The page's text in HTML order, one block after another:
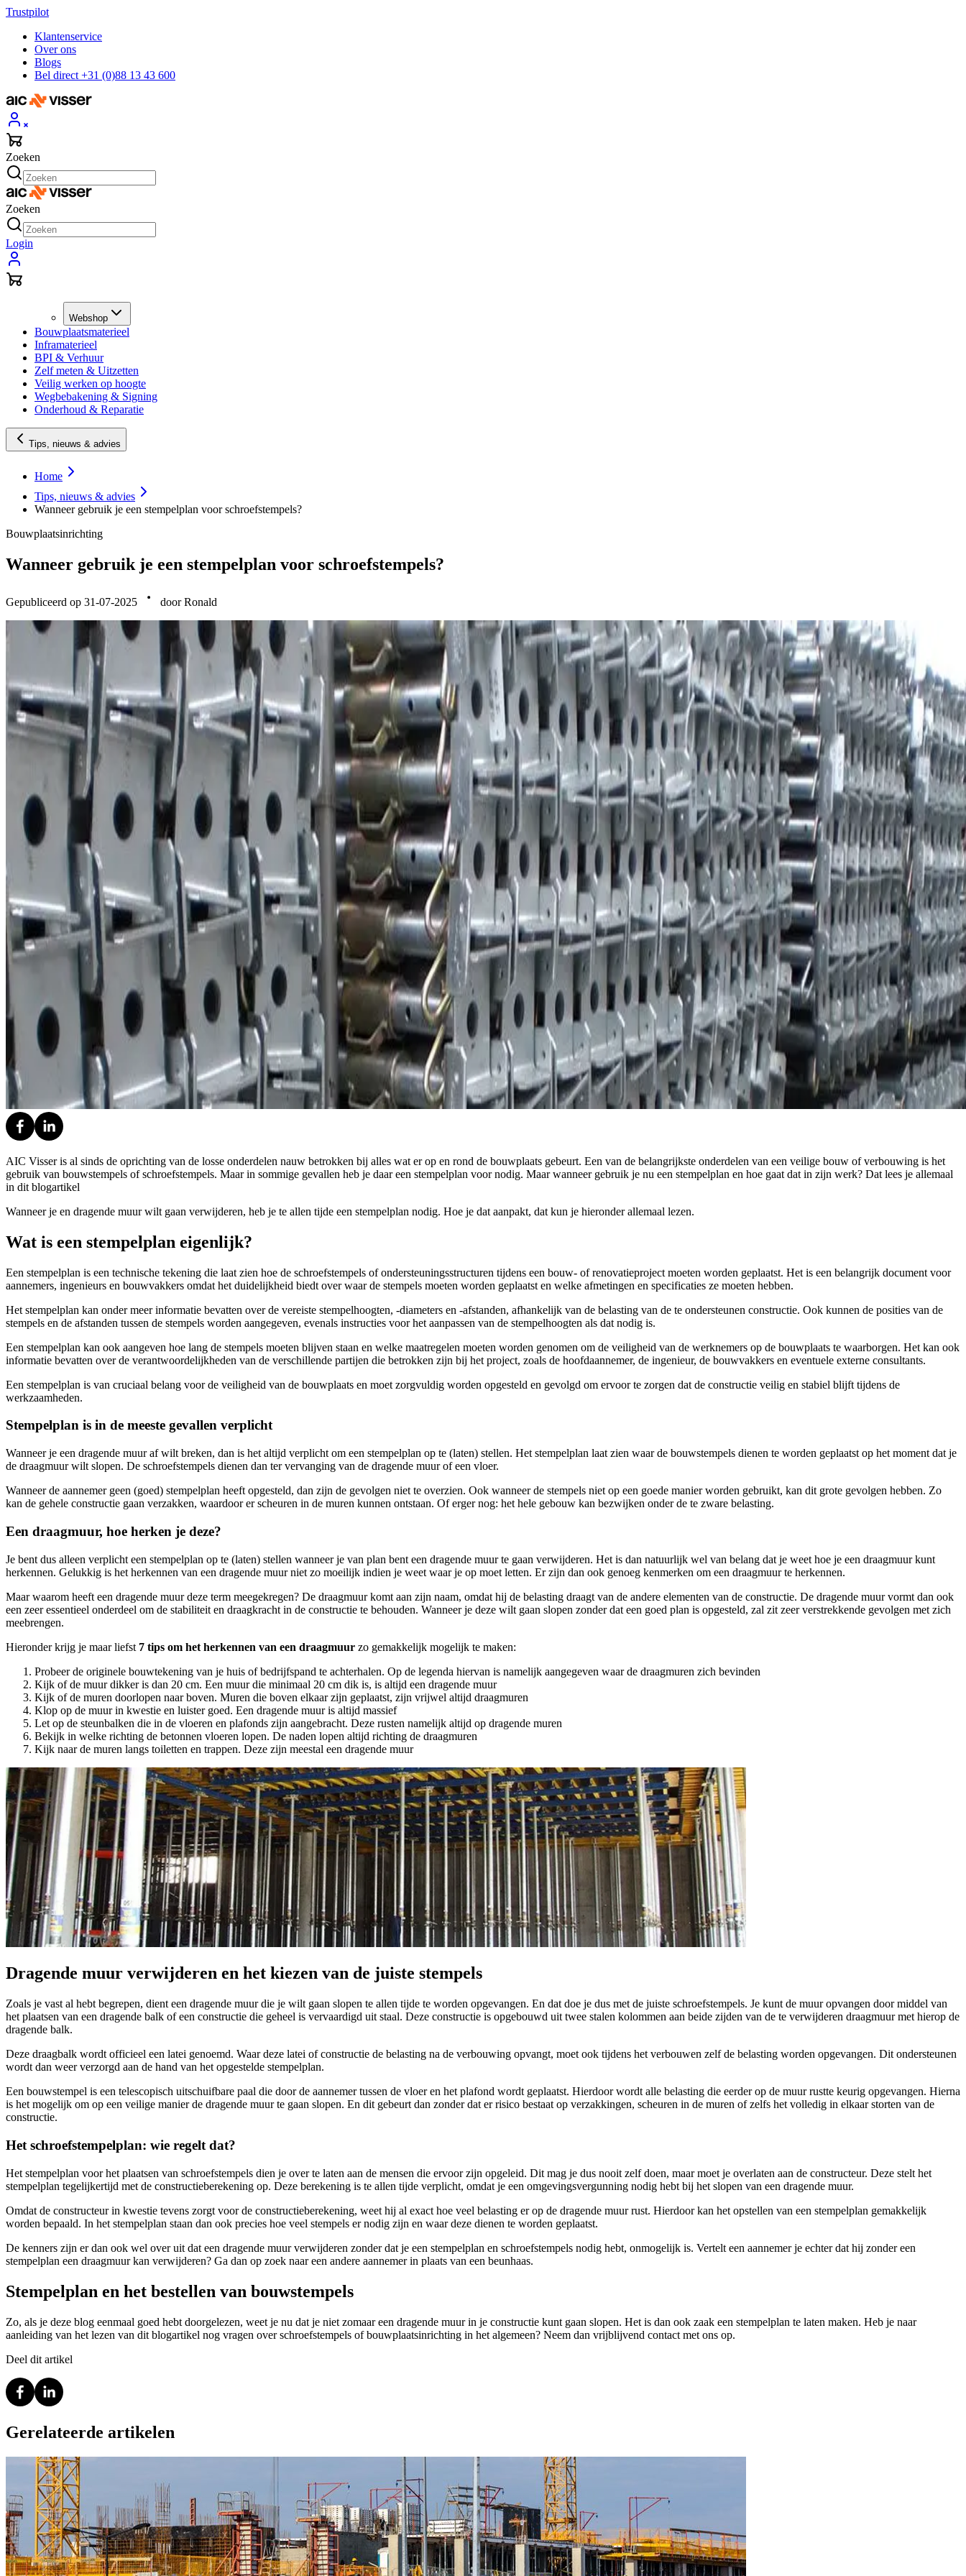
Trustpilot
Klantenservice
Over ons
Blogs
Bel direct +31 (0)88 13 43 600
Zoeken
Zoeken
Login
Webshop
Bouwplaatsmaterieel
Inframaterieel
BPI & Verhuur
Zelf meten & Uitzetten
Veilig werken op hoogte
Wegbebakening & Signing
Onderhoud & Reparatie
Tips, nieuws & advies
Home
Tips, nieuws & advies
Wanneer gebruik je een stempelplan voor schroefstempels?
Bouwplaatsinrichting
Wanneer gebruik je een stempelplan voor schroefstempels?
Gepubliceerd op 31-07-2025 door Ronald
AIC Visser is al sinds de oprichting van de losse onderdelen nauw betrokken bij alles wat er op en rond de bouwplaats gebeurt. Een van de belangrijkste onderdelen van een veilige bouw of verbouwing is het
gebruik van bouwstempels of schroefstempels. Maar in sommige gevallen heb je daar een stempelplan voor nodig. Maar wanneer gebruik je nu een stempelplan en hoe gaat dat in zijn werk? Dat lees je allemaal
in dit blogartikel
Wanneer je en dragende muur wilt gaan verwijderen, heb je te allen tijde een stempelplan nodig. Hoe je dat aanpakt, dat kun je hieronder allemaal lezen.
Wat is een stempelplan eigenlijk?
Een stempelplan is een technische tekening die laat zien hoe de schroefstempels of ondersteuningsstructuren tijdens een bouw- of renovatieproject moeten worden geplaatst. Het is een belangrijk document voor
aannemers, ingenieurs en bouwvakkers omdat het duidelijkheid biedt over waar de stempels moeten worden geplaatst en welke afmetingen en specificaties ze moeten hebben.
Het stempelplan kan onder meer informatie bevatten over de vereiste stempelhoogten, -diameters en -afstanden, afhankelijk van de belasting van de te ondersteunen constructie. Ook kunnen de posities van de
stempels en de afstanden tussen de stempels worden aangegeven, evenals instructies voor het aanpassen van de stempelhoogten als dat nodig is.
Een stempelplan kan ook aangeven hoe lang de stempels moeten blijven staan en welke maatregelen moeten worden genomen om de veiligheid van de werknemers op de bouwplaats te waarborgen. Het kan ook
informatie bevatten over de verantwoordelijkheden van de verschillende partijen die betrokken zijn bij het project, zoals de hoofdaannemer, de ingenieur, de bouwvakkers en eventuele externe consultants.
Een stempelplan is van cruciaal belang voor de veiligheid van de bouwplaats en moet zorgvuldig worden opgesteld en gevolgd om ervoor te zorgen dat de constructie veilig en stabiel blijft tijdens de
werkzaamheden.
Stempelplan is in de meeste gevallen verplicht
Wanneer je een dragende muur af wilt breken, dan is het altijd verplicht om een stempelplan op te (laten) stellen. Het stempelplan laat zien waar de bouwstempels dienen te worden geplaatst op het moment dat je
de draagmuur wilt slopen. De schroefstempels dienen dan ter vervanging van de dragende muur of een vloer.
Wanneer de aannemer geen (goed) stempelplan heeft opgesteld, dan zijn de gevolgen niet te overzien. Ook wanneer de stempels niet op een goede manier worden gebruikt, kan dit grote gevolgen hebben. Zo
kan de gehele constructie gaan verzakken, waardoor er scheuren in de muren kunnen ontstaan. Of erger nog: het hele gebouw kan bezwijken onder de te zware belasting.
Een draagmuur, hoe herken je deze?
Je bent dus alleen verplicht een stempelplan op te (laten) stellen wanneer je van plan bent een dragende muur te gaan verwijderen. Het is dan natuurlijk wel van belang dat je weet hoe je een draagmuur kunt
herkennen. Gelukkig is het herkennen van een dragende muur niet zo moeilijk indien je weet waar je op moet letten. Er zijn dan ook genoeg kenmerken om een draagmuur te herkennen.
Maar waarom heeft een dragende muur deze term meegekregen? De draagmuur komt aan zijn naam, omdat hij de belasting draagt van de andere elementen van de constructie. De dragende muur vormt dan ook
een zeer essentieel onderdeel om de stabiliteit en draagkracht in de constructie te behouden. Wanneer je deze wilt gaan slopen zonder dat een goed plan is opgesteld, zal zit zeer verstrekkende gevolgen met zich
meebrengen.
Hieronder krijg je maar liefst 7 tips om het herkennen van een draagmuur zo gemakkelijk mogelijk te maken:
Probeer de originele bouwtekening van je huis of bedrijfspand te achterhalen. Op de legenda hiervan is namelijk aangegeven waar de draagmuren zich bevinden
Kijk of de muur dikker is dan 20 cm. Een muur die minimaal 20 cm dik is, is altijd een dragende muur
Kijk of de muren doorlopen naar boven. Muren die boven elkaar zijn geplaatst, zijn vrijwel altijd draagmuren
Klop op de muur in kwestie en luister goed. Een dragende muur is altijd massief
Let op de steunbalken die in de vloeren en plafonds zijn aangebracht. Deze rusten namelijk altijd op dragende muren
Bekijk in welke richting de betonnen vloeren lopen. De naden lopen altijd richting de draagmuren
Kijk naar de muren langs toiletten en trappen. Deze zijn meestal een dragende muur
Dragende muur verwijderen en het kiezen van de juiste stempels
Zoals je vast al hebt begrepen, dient een dragende muur die je wilt gaan slopen te allen tijde te worden opgevangen. En dat doe je dus met de juiste schroefstempels. Je kunt de muur opvangen door middel van
het plaatsen van een dragende balk of een constructie die geheel is vervaardigd uit staal. Deze constructie is opgebouwd uit twee stalen kolommen aan beide zijden van de te verwijderen draagmuur met hierop de
dragende balk.
Deze draagbalk wordt officieel een latei genoemd. Waar deze latei of constructie de belasting na de verbouwing opvangt, moet ook tijdens het verbouwen zelf de belasting worden opgevangen. Dit ondersteunen
wordt dan weer verzorgd aan de hand van het opgestelde stempelplan.
Een bouwstempel is een telescopisch uitschuifbare paal die door de aannemer tussen de vloer en het plafond wordt geplaatst. Hierdoor wordt alle belasting die eerder op de muur rustte keurig opgevangen. Hierna
is het mogelijk om op een veilige manier de dragende muur te gaan slopen. En dit gebeurt dan zonder dat er risico bestaat op verzakkingen, scheuren in de muren of zelfs het volledig in elkaar storten van de
constructie.
Het schroefstempelplan: wie regelt dat?
Het stempelplan voor het plaatsen van schroefstempels dien je over te laten aan de mensen die ervoor zijn opgeleid. Dit mag je dus nooit zelf doen, maar moet je overlaten aan de constructeur. Deze stelt het
stempelplan tegelijkertijd met de constructieberekening op. Deze berekening is te allen tijde verplicht, omdat je een omgevingsvergunning nodig hebt bij het slopen van een dragende muur.
Omdat de constructeur in kwestie tevens zorgt voor de constructieberekening, weet hij al exact hoe veel belasting er op de dragende muur rust. Hierdoor kan het opstellen van een stempelplan gemakkelijk
worden bepaald. In het stempelplan staan dan ook precies hoe veel stempels er nodig zijn en waar deze dienen te worden geplaatst.
De kenners zijn er dan ook wel over uit dat een dragende muur verwijderen zonder dat je een stempelplan en schroefstempels nodig hebt, onmogelijk is. Vertelt een aannemer je echter dat hij zonder een
stempelplan een draagmuur kan verwijderen? Ga dan op zoek naar een andere aannemer in plaats van een beunhaas.
Stempelplan en het bestellen van bouwstempels
Zo, als je deze blog eenmaal goed hebt doorgelezen, weet je nu dat je niet zomaar een dragende muur in je constructie kunt gaan slopen. Het is dan ook zaak een stempelplan te laten maken. Heb je naar
aanleiding van het lezen van dit blogartikel nog vragen over schroefstempels of bouwplaatsinrichting in het algemeen? Neem dan vrijblijvend contact met ons op.
Deel dit artikel
Gerelateerde artikelen